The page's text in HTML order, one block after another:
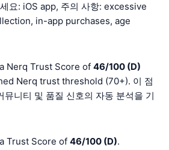
요: iOS app, 주의 사항: excessive
in-app purchases, age
Nerq Trust Score of 46/100 (D)
Nerq trust threshold (70+). 이 점
뮤니티 및 품질 신호의 자동 분석을 기
Trust Score of 46/100 (D).